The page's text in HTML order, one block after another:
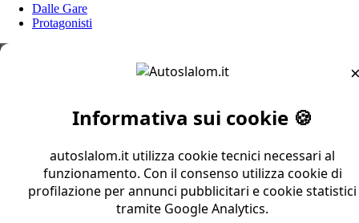
Dalle Gare
Protagonisti
Informativa sui cookie 🍪
autoslalom.it utilizza cookie tecnici necessari al
funzionamento. Con il consenso utilizza cookie di
profilazione per annunci pubblicitari e cookie statistici
tramite Google Analytics.
Trofeo Centro Sud
Coppa Zona 1
Coppa Zona 2
Coppa Zona 3
Coppa Zona 4